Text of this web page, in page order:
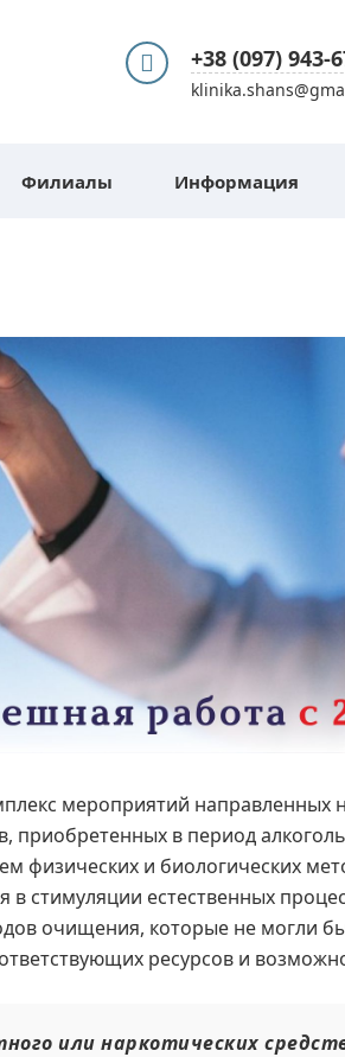
+38 (097) 943-
Филиалы Информация
мероприятий направленных
приобретенных в период
физических и биологических
в стимуляции естественных
очищения, которые не могли
ресурсов и
или наркотических